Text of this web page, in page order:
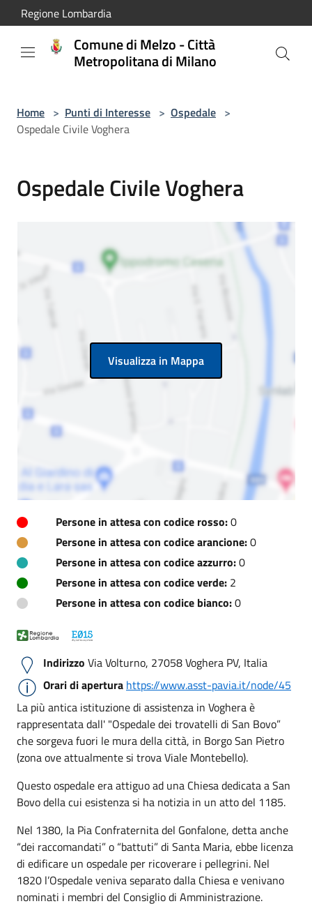
Salta al contenuto principale
Regione Lombardia
Comune di Melzo - Città
Metropolitana di Milano
Home > Punti di Interesse > Ospedale >
Ospedale Civile Voghera
Ospedale Civile Voghera
Visualizza in Mappa
Persone in attesa con codice rosso:0
Persone in attesa con codice arancione:0
Persone in attesa con codice azzurro:0
Persone in attesa con codice verde: 2
Persone in attesa con codice bianco:0
Indirizzo Via Volturno, 27058 Voghera PV, Italia
Orari di apertura https://www.asst-pavia.it/node/45
La più antica istituzione di assistenza in Voghera è
rappresentata dall' "Ospedale dei trovatelli di San Bovo”
che sorgeva fuori le mura della città, in Borgo San Pietro
(zona ove attualmente si trova Viale Montebello).
Questo ospedale era attiguo ad una Chiesa dedicata a San
Bovo della cui esistenza si ha notizia in un atto del 1185.
Nel 1380, la Pia Confraternita del Gonfalone, detta anche
“dei raccomandati” o “battuti” di Santa Maria, ebbe licenza
di edificare un ospedale per ricoverare i pellegrini. Nel
1820 l’Ospedale veniva separato dalla Chiesa e venivano
nominati i membri del Consiglio di Amministrazione.